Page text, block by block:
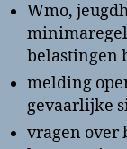
Wmo,
belastingen
melding
gevaarlijke
vragen over